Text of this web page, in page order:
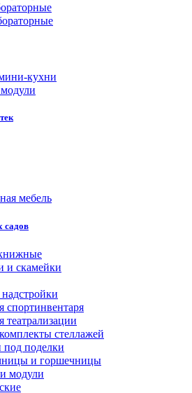
кухни
мебель
садов
и скамейки
спортинвентаря
театрализации
стеллажей
под поделки
и горшечницы
модули